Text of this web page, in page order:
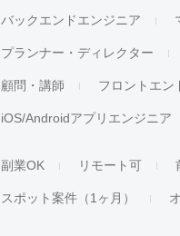
バックエンドエンジニア
プランナー・ディレクター
顧問・講師 フロントエン
iOS/Androidアプリエンジニア
副業OK リモート可
スポット案件（1ヶ月）